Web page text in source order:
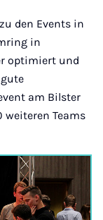
den Events in
in
optimiert und
am Bilster
weiteren Teams